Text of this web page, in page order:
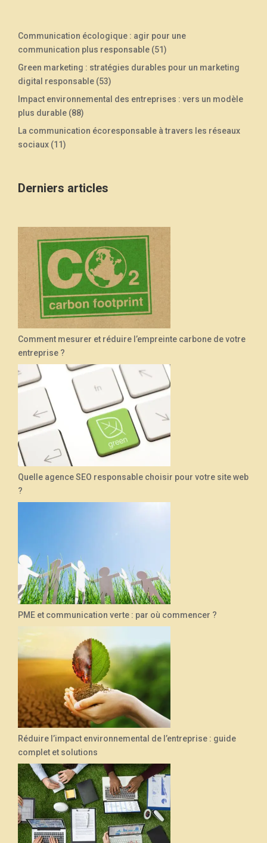
Communication écologique : agir pour une
communication plus responsable (51)
Green marketing : stratégies durables pour un marketing
digital responsable (53)
Impact environnemental des entreprises : vers un modèle
plus durable (88)
La communication écoresponsable à travers les réseaux
sociaux (11)
Derniers articles
Comment mesurer et réduire l’empreinte carbone de votre
entreprise ?
Quelle agence SEO responsable choisir pour votre site web
?
PME et communication verte : par où commencer ?
Réduire l’impact environnemental de l’entreprise : guide
complet et solutions